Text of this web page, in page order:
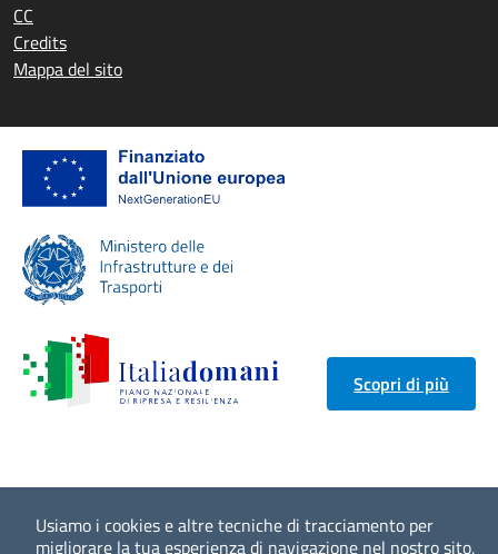
Usiamo i cookies e altre tecniche di tracciamento per
migliorare la tua esperienza di navigazione nel nostro sito,
CC
Credits
Mappa del sito
Scopri di più